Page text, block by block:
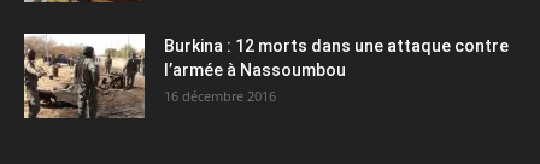
Burkina : 12 morts dans une attaque contre
l’armée à Nassoumbou
16 décembre 2016